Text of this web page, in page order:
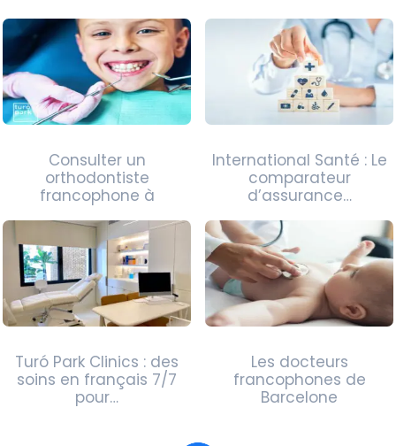
Consulter un
orthodontiste
francophone à
International Santé : Le
comparateur
d’assurance…
Turó Park Clinics : des
soins en français 7/7
pour…
Les docteurs
francophones de
Barcelone